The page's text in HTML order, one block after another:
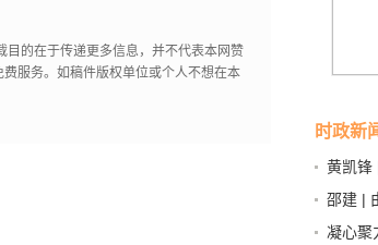
目的在于传递更多信息，并不代表本网赞
服务。如稿件版权单位或个人不想在本
时政新
黄凯锋
态
邵建 |
凝心聚